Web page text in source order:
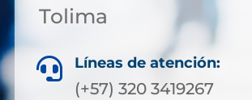
Tolima
 Líneas de atención:
(+57) 320 3419267